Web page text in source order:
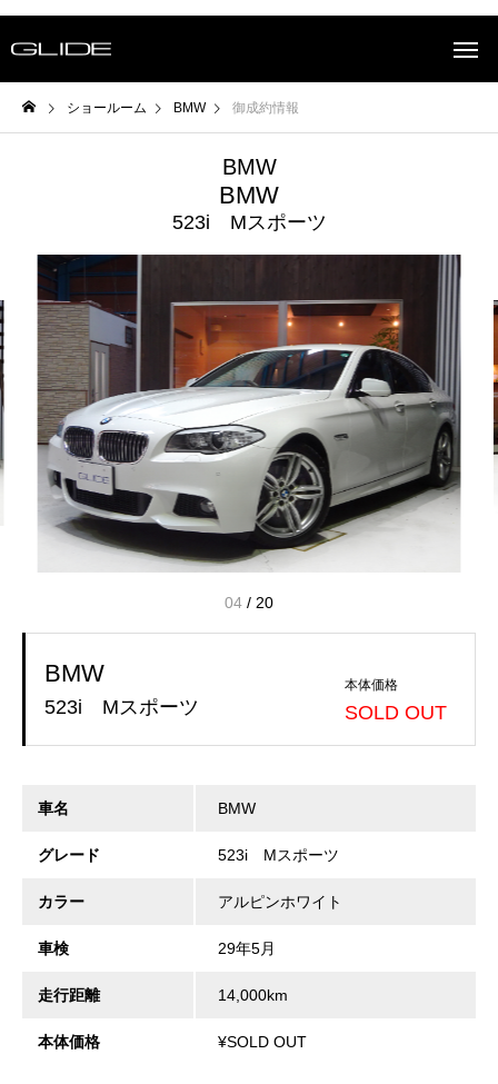
ショールーム BMW 御成約情報
BMW
BMW
523i Mスポーツ
04 / 20
BMW
523i Mスポーツ
本体価格
SOLD OUT
車名 BMW
グレード 523i Mスポーツ
カラー アルピンホワイト
車検 29年5月
走行距離 14,000km
本体価格 ¥SOLD OUT